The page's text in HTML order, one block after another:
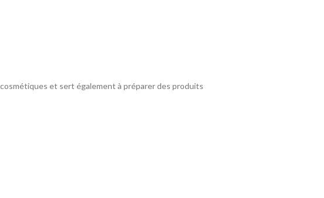
et sert également à préparer des produits